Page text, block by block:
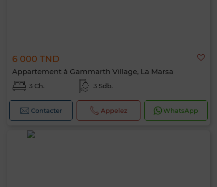
6 000 TND
Appartement à Gammarth Village, La Marsa
3 Ch. 3 Sdb.
Contacter Appelez WhatsApp